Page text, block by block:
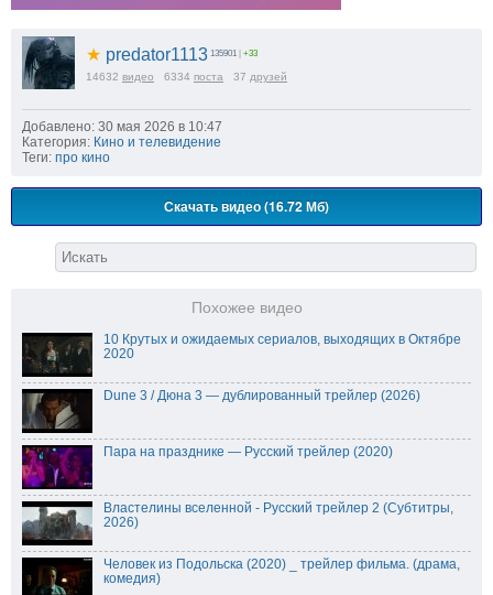
★ predator1113 135901 +33
14632 видео 6334 поста 37 друзей
Добавлено: 30 мая 2026 в 10:47
Категория: Кино и телевидение
Теги: про кино
Скачать видео (16.72 Мб)
Похожее видео
10 Крутых и ожидаемых сериалов, выходящих в Октябре
2020
Dune 3 / Дюна 3 — дублированный трейлер (2026)
Пара на празднике — Русский трейлер (2020)
Властелины вселенной - Русский трейлер 2 (Субтитры,
2026)
Человек из Подольска (2020) _ трейлер фильма. (драма,
комедия)